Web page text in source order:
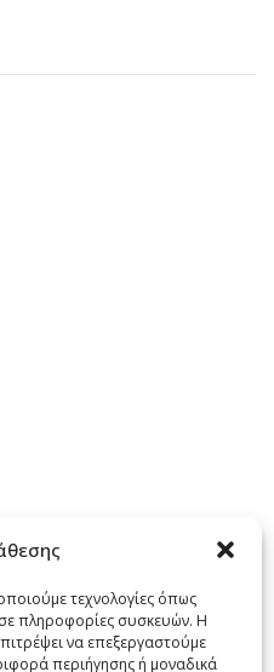
τεχνολογίες όπως
πληροφορίες συσκευών. Η
να επεξεργαστούμε
περιήγησης ή μοναδικά
Σοκολάτες
24